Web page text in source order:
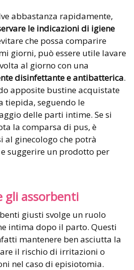
abbastanza rapidamente,
le indicazioni di igiene
che possa comparire
giorni, può essere utile lavare
al giorno con una
disinfettante e antibatterica.
apposite bustine acquistate
tiepida, seguendo le
delle parti intime. Se si
la comparsa di pus, è
al ginecologo che potrà
suggerire un prodotto per
gli assorbenti
giusti svolge un ruolo
intima dopo il parto. Questi
mantenere ben asciutta la
il rischio di irritazioni o
nel caso di episiotomia.